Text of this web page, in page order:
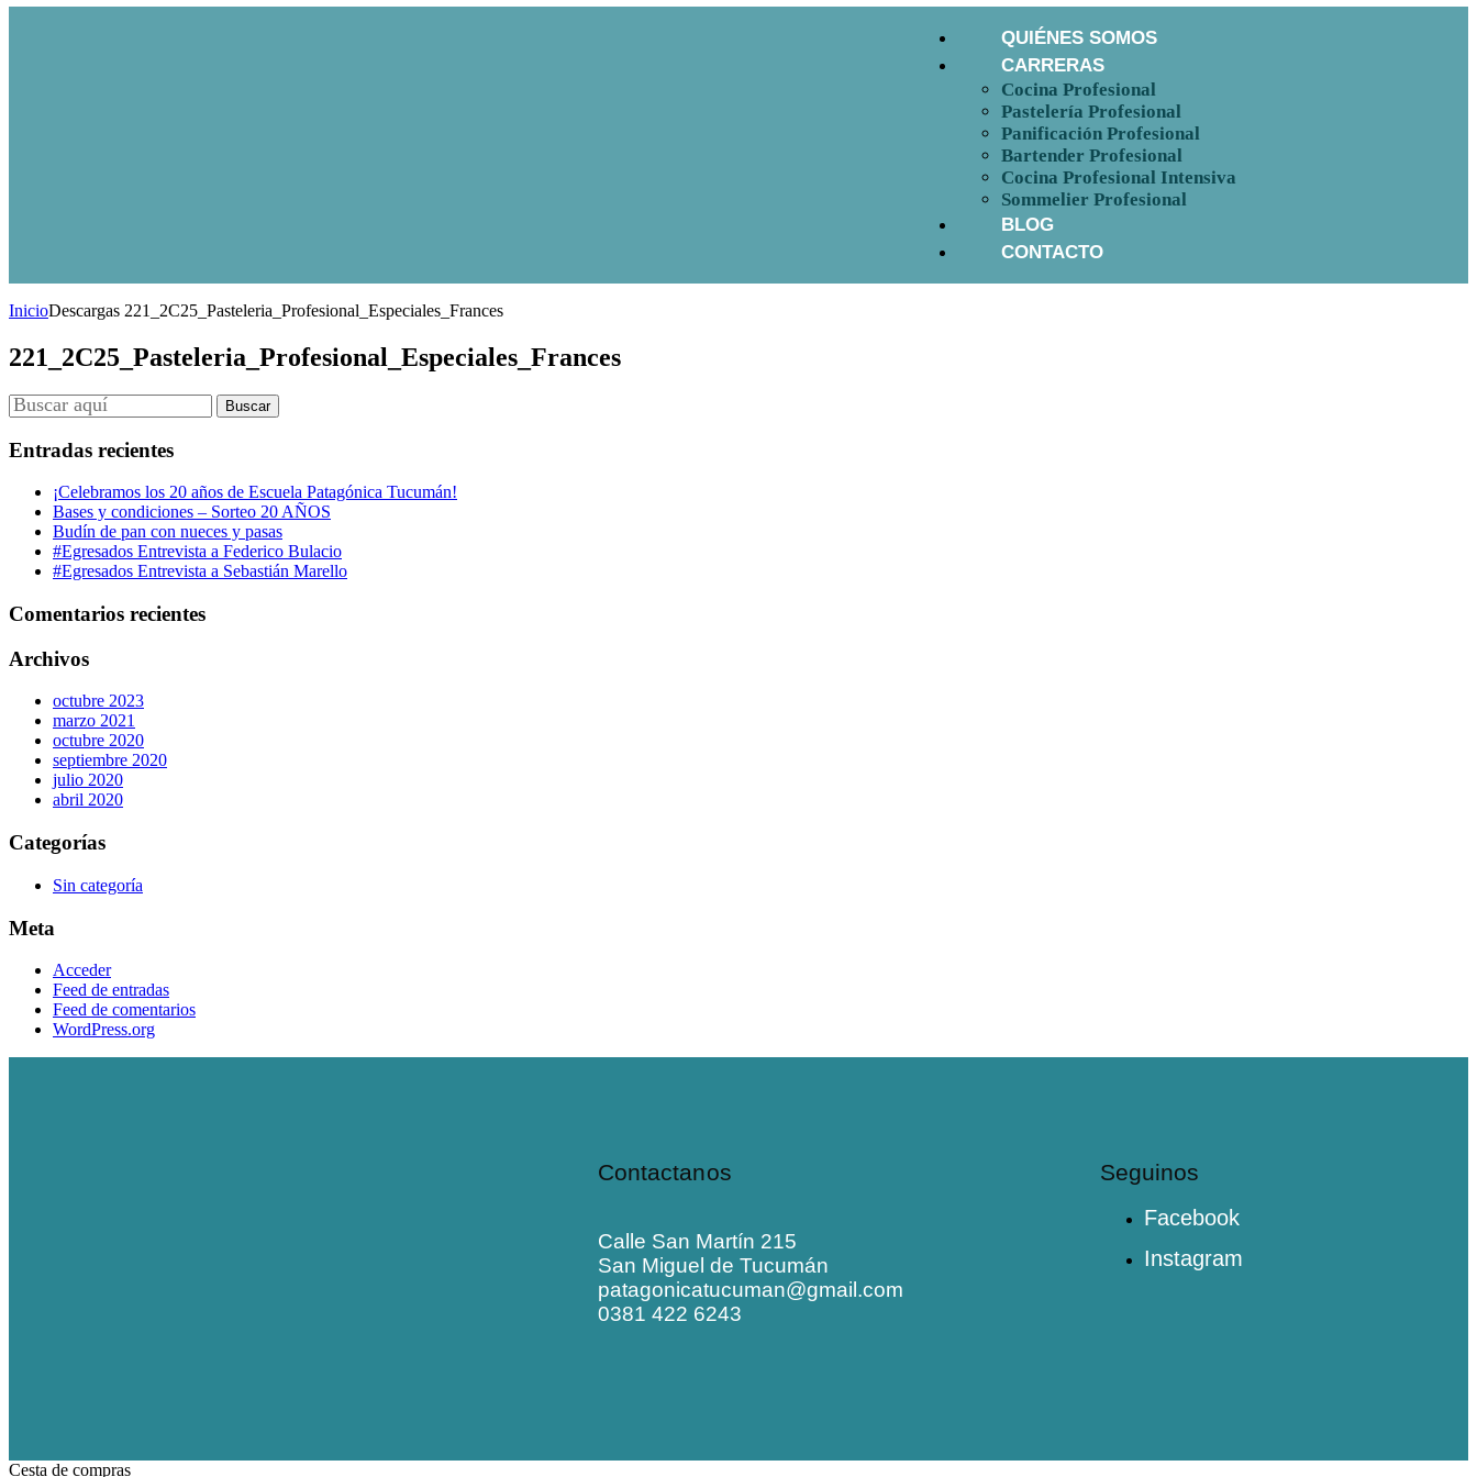
QUIÉNES SOMOS
CARRERAS
Cocina Profesional
Pastelería Profesional
Panificación Profesional
Bartender Profesional
Cocina Profesional Intensiva
Sommelier Profesional
BLOG
CONTACTO
InicioDescargas 221_2C25_Pasteleria_Profesional_Especiales_Frances
221_2C25_Pasteleria_Profesional_Especiales_Frances
Entradas recientes
¡Celebramos los 20 años de Escuela Patagónica Tucumán!
Bases y condiciones – Sorteo 20 AÑOS
Budín de pan con nueces y pasas
#Egresados Entrevista a Federico Bulacio
#Egresados Entrevista a Sebastián Marello
Comentarios recientes
Archivos
octubre 2023
marzo 2021
octubre 2020
septiembre 2020
julio 2020
abril 2020
Categorías
Sin categoría
Meta
Acceder
Feed de entradas
Feed de comentarios
WordPress.org
Contactanos
Calle San Martín 215
San Miguel de Tucumán
patagonicatucuman@gmail.com
0381 422 6243
Seguinos
Facebook
Instagram
Cesta de compras